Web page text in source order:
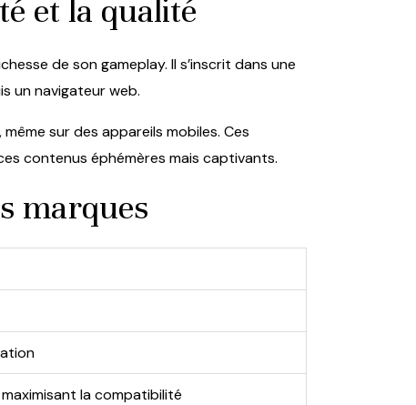
et la qualité
de son gameplay. Il s’inscrit dans une
un navigateur web.
sur des appareils mobiles. Ces
contenus éphémères mais captivants.
marques
la compatibilité